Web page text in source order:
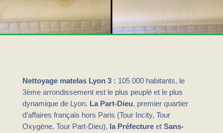
Nettoyage matelas Lyon 3 : 105 000 habitants, le
3ème arrondissement est le plus peuplé et le plus
dynamique de Lyon. La Part-Dieu, premier quartier
d’affaires français hors Paris (Tour Incity, Tour
Oxygène, Tour Part-Dieu), la Préfectureet Sans-